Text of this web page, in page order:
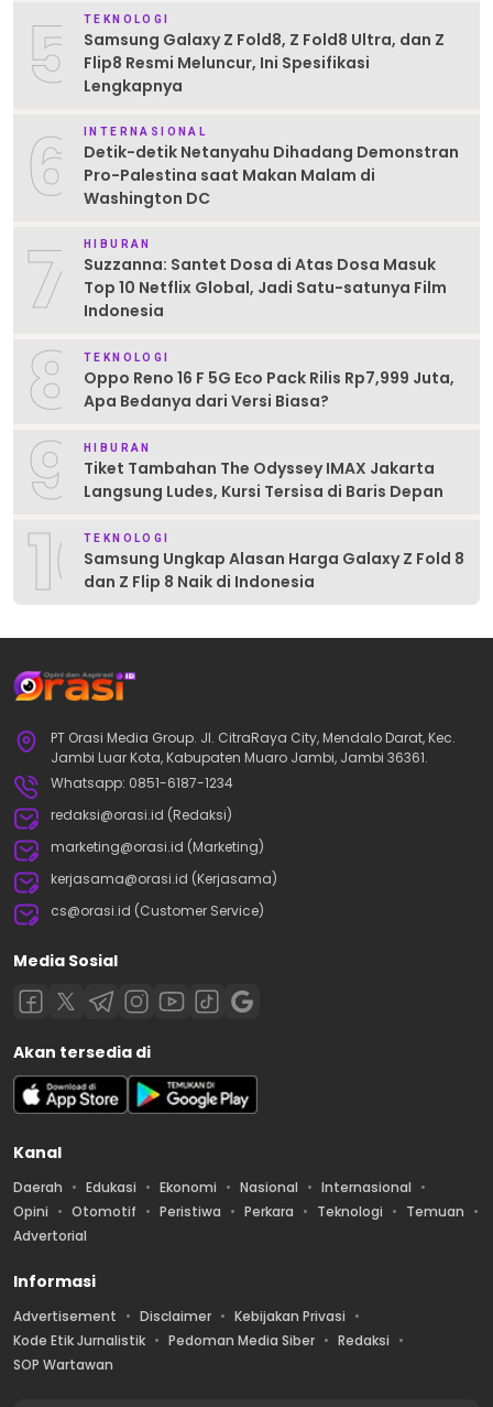
5 TEKNOLOGI
Samsung Galaxy Z Fold8, Z Fold8 Ultra, dan Z
Flip8 Resmi Meluncur, Ini Spesifikasi
Lengkapnya
6 INTERNASIONAL
Detik-detik Netanyahu Dihadang Demonstran
Pro-Palestina saat Makan Malam di
Washington DC
7 HIBURAN
Suzzanna: Santet Dosa di Atas Dosa Masuk
Top 10 Netflix Global, Jadi Satu-satunya Film
Indonesia
8 TEKNOLOGI
Oppo Reno 16 F 5G Eco Pack Rilis Rp7,999 Juta,
Apa Bedanya dari Versi Biasa?
9 HIBURAN
Tiket Tambahan The Odyssey IMAX Jakarta
Langsung Ludes, Kursi Tersisa di Baris Depan
10TEKNOLOGI
Samsung Ungkap Alasan Harga Galaxy Z Fold 8
dan Z Flip 8 Naik di Indonesia
PT Orasi Media Group. Jl. CitraRaya City, Mendalo Darat, Kec.
Jambi Luar Kota, Kabupaten Muaro Jambi, Jambi 36361.
Whatsapp: 0851-6187-1234
redaksi@orasi.id (Redaksi)
marketing@orasi.id (Marketing)
kerjasama@orasi.id (Kerjasama)
cs@orasi.id (Customer Service)
Media Sosial
Akan tersedia di
Kanal
Daerah Edukasi Ekonomi Nasional
Internasional
Opini
Otomotif Peristiwa Perkara Teknologi
Temuan
Advertorial
Informasi
Advertisement Disclaimer
Kebijakan Privasi
Kode Etik Jurnalistik
Pedoman Media Siber
Redaksi
SOP Wartawan